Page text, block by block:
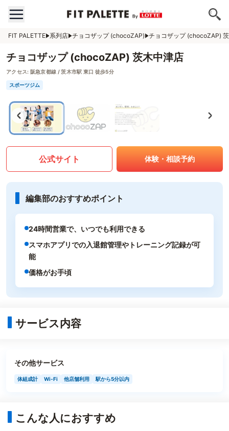
FIT PALETTE 系列店 チョコザップ (chocoZAP) チョコザップ (chocoZAP)
チョコザップ (chocoZAP) 茨木中津店
アクセス: 阪急京都線 / 茨木市駅 東口 徒歩5分
スポーツジム
公式サイト 体験・相談予約
編集部のおすすめポイント
24時間営業で、いつでも利用できる
スマホアプリでの入退館管理やトレーニング記録が可
能
価格がお手頃
サービス内容
その他サービス
体組成計 Wi-Fi 他店舗利用 駅から5分以内
こんな人におすすめ